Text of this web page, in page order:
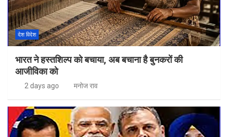
देश विदेश
भारत ने हस्तशिल्प को बचाया, अब बचाना है बुनकरों की
आजीविका को
2 days ago मनोज राव